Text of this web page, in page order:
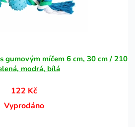
gumovým míčem 6 cm, 30 cm / 210
modrá, bílá
122 Kč
Vyprodáno